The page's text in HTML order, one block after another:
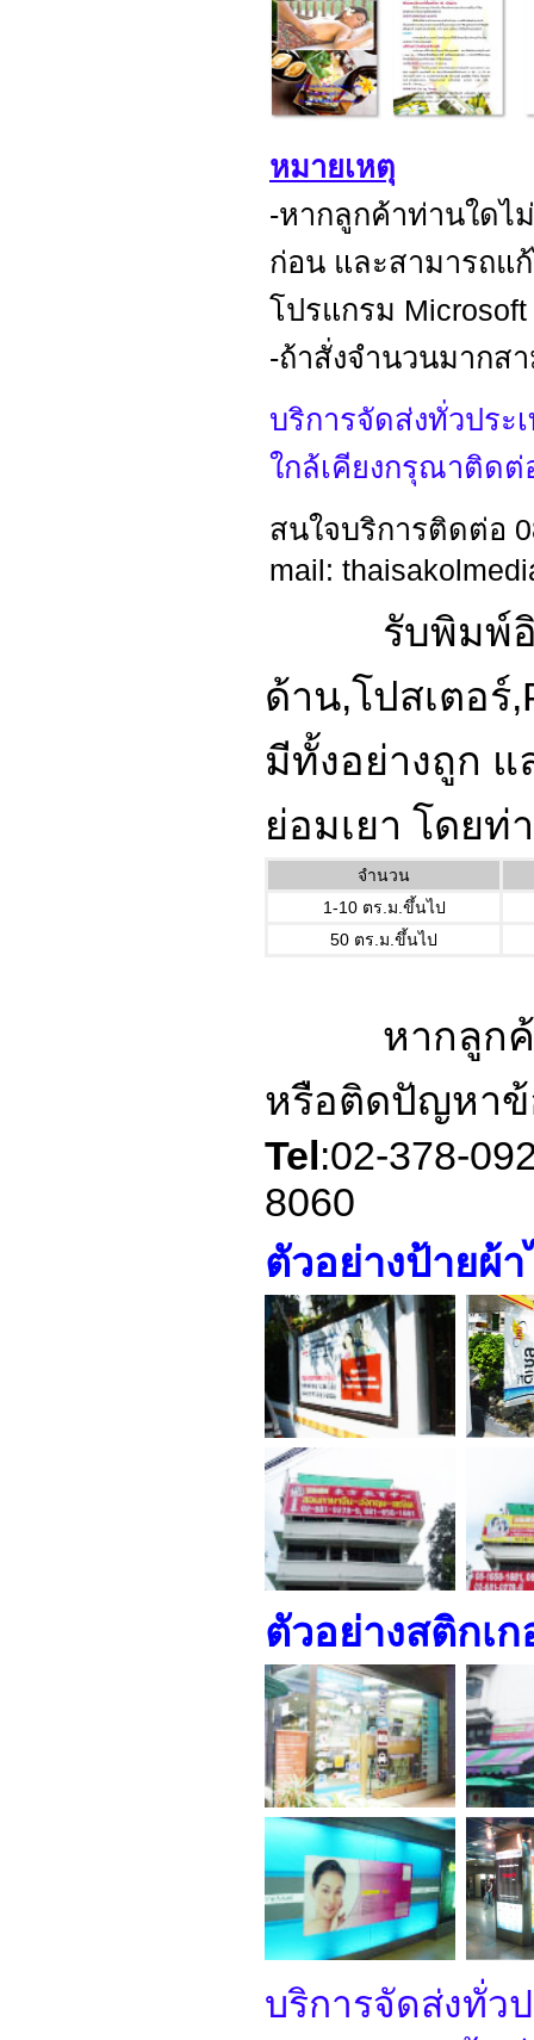
หมายเหตุ
-หากลูกค้าท่านใดไ
ก่อน และสามารถแ
โปรแกรม
-ถ้าสั่งจำนวนมากส
บริการจัดส่งทั่วปร
ใกล้เคียงกรุณาติดต่
สนใจบริการติดต่อ
mail:
รับพิมพ์อิงค์
ด้าน,โปสเตอร์
มีทั้งอย่างถูก
ย่อมเยา โดยท่
จำนวน
1-10 ตร.ม.ขึ้นไป
50 ตร.ม.ขึ้นไป
หากลูกค้าท่
หรือติดปัญหาข้
Tel:02-378-
8060
ตัวอย่างป้ายผ้
ตัวอย่างสติกเก
บริการจัดส่งทั่ว